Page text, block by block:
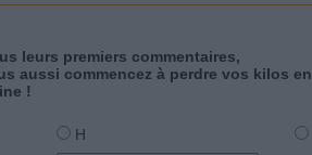
leurs premiers commentaires,
aussi commencez à perdre vos kilos en
!
H